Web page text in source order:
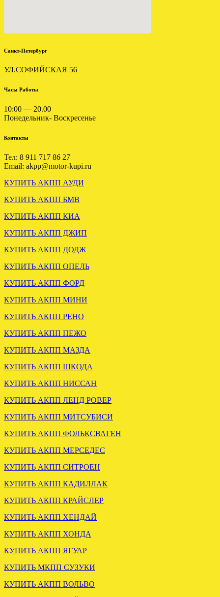
ВАРИАТОР АУДИ А6 С5
.
ЗАГРУЖЕНА АКПП АУДИ
А6 2.4 FAM
КОНТРАКТНАЯ АКПП
HTN
ЗАГРУЖЕНА АКПП VW
SKODA AUDI A3 2.0 JUH
HTP
.
Санкт-Петербург
УЛ.СОФИЙСКАЯ 56
Часы Работы
10:00 — 20.00
Понедельник- Воскресенье
Контакты
Тел: 8 911 717 86 27
Email: akpp@motor-kupi.ru
КУПИТЬ АКПП АУДИ
КУПИТЬ АКПП БМВ
КУПИТЬ АКПП КИА
КУПИТЬ АКПП ДЖИП
КУПИТЬ АКПП ДОДЖ
КУПИТЬ АКПП ОПЕЛЬ
КУПИТЬ АКПП ФОРД
КУПИТЬ АКПП МИНИ
КУПИТЬ АКПП РЕНО
КУПИТЬ АКПП ПЕЖО
КУПИТЬ АКПП МАЗДА
КУПИТЬ АКПП ШКОДА
КУПИТЬ АКПП НИССАН
КУПИТЬ АКПП ЛЕНД РОВЕР
КУПИТЬ АКПП МИТСУБИСИ
КУПИТЬ АКПП ФОЛЬКСВАГЕН
КУПИТЬ АКПП МЕРСЕДЕС
КУПИТЬ АКПП СИТРОЕН
КУПИТЬ АКПП КАДИЛЛАК
КУПИТЬ АКПП КРАЙСЛЕР
КУПИТЬ АКПП ХЕНДАЙ
КУПИТЬ АКПП ХОНДА
КУПИТЬ АКПП ЯГУАР
КУПИТЬ МКПП СУЗУКИ
КУПИТЬ АКПП ВОЛЬВО